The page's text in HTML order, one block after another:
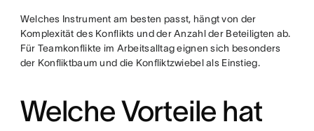
Welches Instrument am besten passt, hängt von der
Komplexität des Konflikts und der Anzahl der Beteiligten ab.
Für Teamkonflikte im Arbeitsalltag eignen sich besonders
der Konfliktbaum und die Konfliktzwiebel als Einstieg.
Welche Vorteile hat